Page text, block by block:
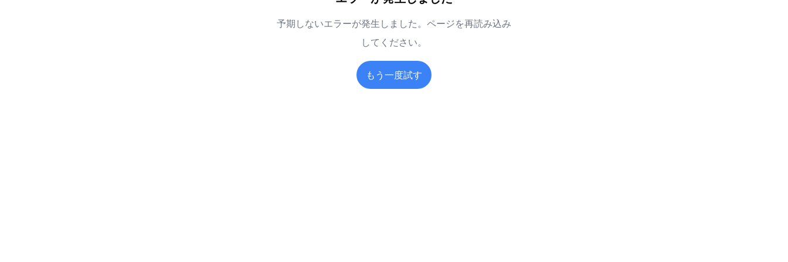
予期しないエラーが発生しました。ページを再読み込み
してください。
もう一度試す